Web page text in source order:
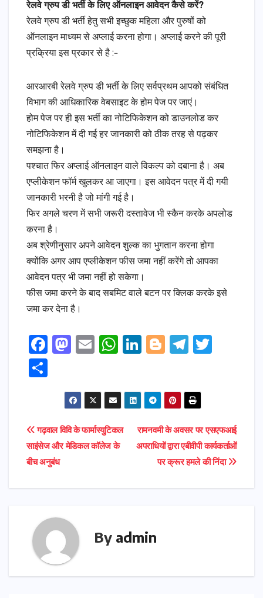
रेलवे ग्रुप डी भर्ती के लिए ऑनलाइन आवेदन कैसे करें?
रेलवे ग्रुप डी भर्ती हेतु सभी इच्छुक महिला और पुरुषों को
ऑनलाइन माध्यम से अप्लाई करना होगा। अप्लाई करने की पूरी
प्रक्रिया इस प्रकार से है :-
आरआरबी रेलवे ग्रुप डी भर्ती के लिए सर्वप्रथम आपको संबंधित
विभाग की आधिकारिक वेबसाइट के होम पेज पर जाएं।
होम पेज पर ही इस भर्ती का नोटिफिकेशन को डाउनलोड कर
नोटिफिकेशन में दी गई हर जानकारी को ठीक तरह से पढ़कर
समझना है।
पश्चात फिर अप्लाई ऑनलाइन वाले विकल्प को दबाना है। अब
एप्लीकेशन फॉर्म खुलकर आ जाएगा। इस आवेदन पत्र में दी गयी
जानकारी भरनी है जो मांगी गई है।
फिर अगले चरण में सभी जरूरी दस्तावेज भी स्कैन करके अपलोड
करना है।
अब श्रेणीनुसार अपने आवेदन शुल्क का भुगतान करना होगा
क्योंकि अगर आप एप्लीकेशन फीस जमा नहीं करेंगे तो आपका
आवेदन पत्र भी जमा नहीं हो सकेगा।
फीस जमा करने के बाद सबमिट वाले बटन पर क्लिक करके इसे
जमा कर देना है।
F
o
o
M
t
d
E
l
W
ts
p
Li
e
n
Bl
g
r
T
gr
m r
ar
e
Post
navigation
रामनवमी के अवसर पर एसएफआई
अपराधियों द्वारा एबीवीपी कार्यकर्ताओं
पर क्रूर हमले की निंदा
गढ़वाल विवि के फार्मास्युटिकल
साइंसेज और मेडिकल कॉलेज के
बीच अनुबंध
By admin